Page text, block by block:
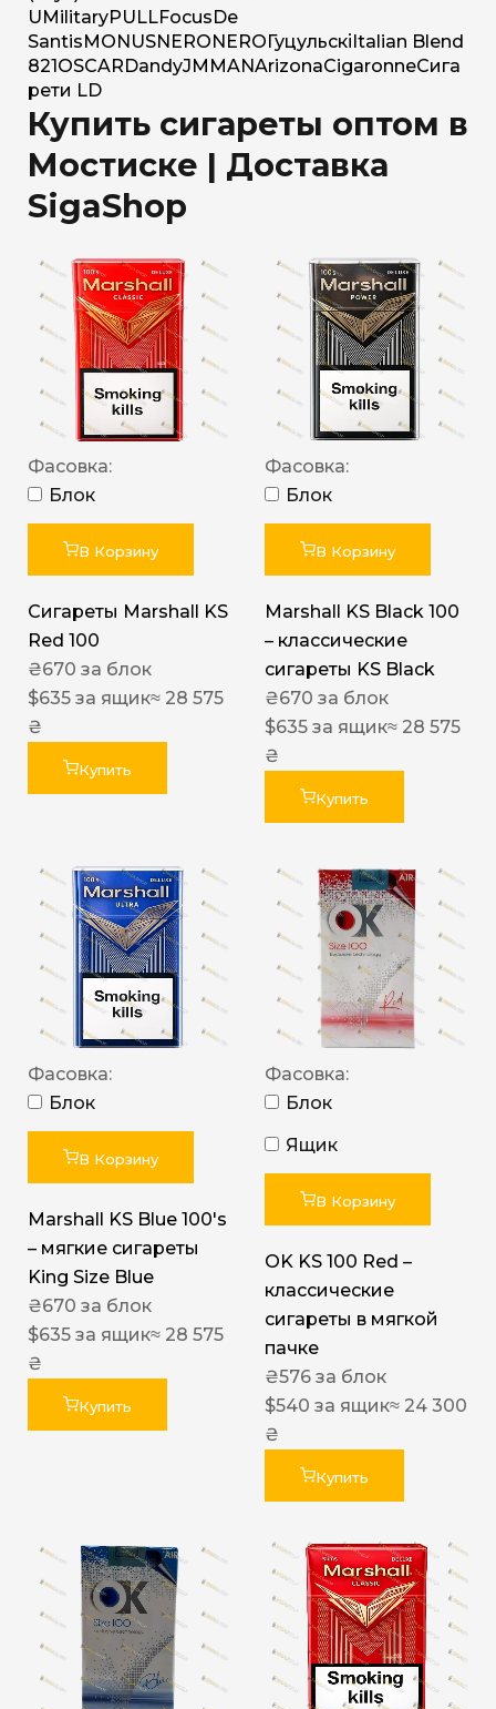
U MilitaryPULLFocus De
Santis MONUSNERO NERO Гуцульскі Italian Blend
821 OSCAR DandyJM MANArizonaCigaronneСига
рети LD
Купить сигареты оптом в
Мостиске | Доставка
SigaShop
Фасовка:
Блок
В Корзину
Сигареты Marshall KS
Red 100
₴670 за блок
$635 за ящик≈ 28 575
₴
Купить
Фасовка:
Блок
В Корзину
Marshall KS Black 100
– классические
сигареты KS Black
₴670 за блок
$635 за ящик≈ 28 575
₴
Купить
Фасовка:
Блок
В Корзину
Marshall KS Blue 100's
– мягкие сигареты
King Size Blue
₴670 за блок
$635 за ящик≈ 28 575
₴
Купить
Фасовка:
Блок
Ящик
В Корзину
OK KS 100 Red –
классические
сигареты в мягкой
пачке
₴576 за блок
$540 за ящик≈ 24 300
₴
Купить